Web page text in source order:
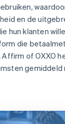
en de
hun klanten
die
Affirm of OXXO
gemiddeld